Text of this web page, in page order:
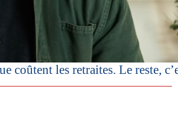
coûtent les retraites. Le reste,